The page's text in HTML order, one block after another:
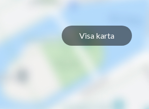
Visa karta